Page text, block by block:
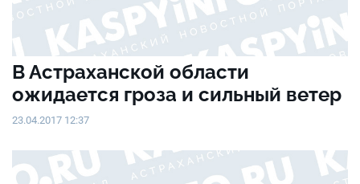
В Астраханской области
ожидается гроза и сильный ветер
23.04.2017 12:37